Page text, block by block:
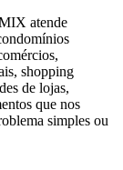
atende
shopping
de lojas,
que nos
simples ou